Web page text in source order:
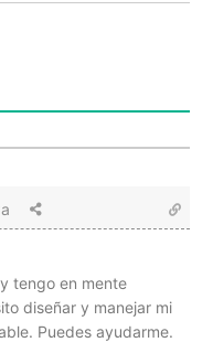
tengo en mente
diseñar y manejar mi
Puedes ayudarme.